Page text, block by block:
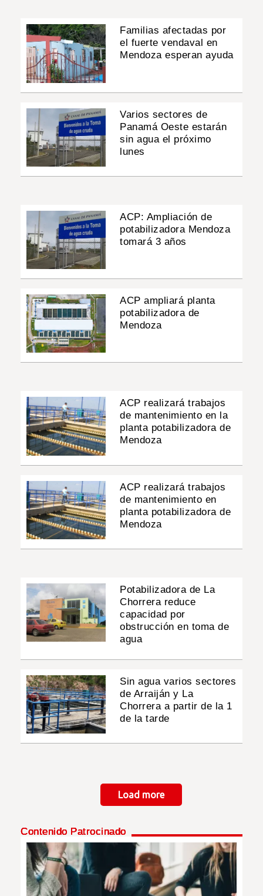
Familias afectadas por
el fuerte vendaval en
Mendoza esperan ayuda
Varios sectores de
Panamá Oeste estarán
sin agua el próximo
lunes
ACP: Ampliación de
potabilizadora Mendoza
tomará 3 años
ACP ampliará planta
potabilizadora de
Mendoza
ACP realizará trabajos
de mantenimiento en la
planta potabilizadora de
Mendoza
ACP realizará trabajos
de mantenimiento en
planta potabilizadora de
Mendoza
Potabilizadora de La
Chorrera reduce
capacidad por
obstrucción en toma de
agua
Sin agua varios sectores
de Arraiján y La
Chorrera a partir de la 1
de la tarde
Load more
Contenido Patrocinado